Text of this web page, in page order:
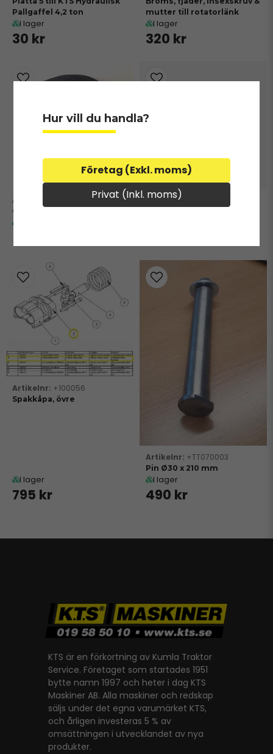
Pallgaffel 4,2 ton
I lager
30 kr
mutter till rotatorlänk
I lager
320 kr
Gummibälg
+100056
Spakkåpa, övre
I lager
795 kr
+TT070003
Pin Ø30 x 210 mm
I lager
490 kr
Hur vill du handla?
Företag (Exkl. moms)
Privat (Inkl. moms)
KTS är en förkortning av Kumla Traktor
Service. Företaget som startades 1951
bytte namn 1997 och heter i dag KTS
Maskiner AB. Alla maskiner och redskap
säljs under det egna varumärket KTS,
och årligen investeras 5 % av
omsättningen i utvecklandet av nya
produkter.